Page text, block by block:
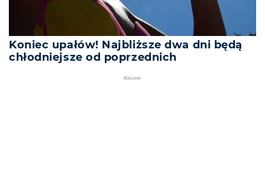
Koniec upałów! Najbliższe dwa dni będą
chłodniejsze od poprzednich
REKLAMA